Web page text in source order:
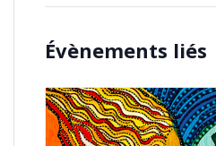
Évènements liés